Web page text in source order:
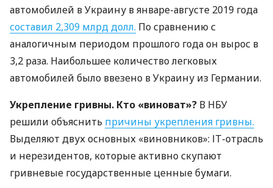
автомобилей в Украину в январе-августе 2019 года
составил 2,309 млрд долл. По сравнению с
аналогичным периодом прошлого года он вырос в
3,2 раза. Наибольшее количество легковых
автомобилей было ввезено в Украину из Германии.
Укрепление гривны. Кто «виноват»? В НБУ
решили объяснить причины укрепления гривны.
Выделяют двух основных «виновников»: ІТ-отрасль
и нерезидентов, которые активно скупают
гривневые государственные ценные бумаги.